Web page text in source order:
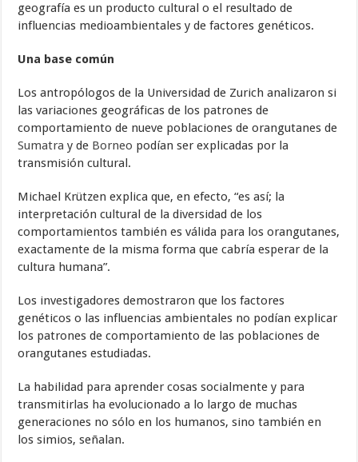
geografía es un producto cultural o el resultado de
influencias medioambientales y de factores genéticos.
Una base común
Los antropólogos de la Universidad de Zurich analizaron si
las variaciones geográficas de los patrones de
comportamiento de nueve poblaciones de orangutanes de
Sumatra y de Borneo podían ser explicadas por la
transmisión cultural.
Michael Krützen explica que, en efecto, “es así; la
interpretación cultural de la diversidad de los
comportamientos también es válida para los orangutanes,
exactamente de la misma forma que cabría esperar de la
cultura humana”.
Los investigadores demostraron que los factores
genéticos o las influencias ambientales no podían explicar
los patrones de comportamiento de las poblaciones de
orangutanes estudiadas.
La habilidad para aprender cosas socialmente y para
transmitirlas ha evolucionado a lo largo de muchas
generaciones no sólo en los humanos, sino también en
los simios, señalan.